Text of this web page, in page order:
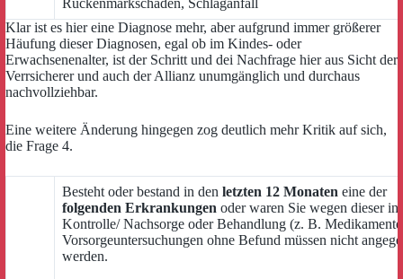
Klar ist es hier eine Diagnose mehr, aber aufgrund immer größerer
Häufung dieser Diagnosen, egal ob im Kindes- oder
Erwachsenenalter, ist der Schritt und dei Nachfrage hier aus Sicht der
Verrsicherer und auch der Allianz unumgänglich und durchaus
nachvollziehbar.
Eine weitere Änderung hingegen zog deutlich mehr Kritik auf sich,
die Frage 4.
Besteht oder bestand in den letzten 12 Monaten eine der
folgenden Erkrankungen oder waren Sie wegen dieser in
Kontrolle/ Nachsorge oder Behandlung (z. B.
Vorsorgeuntersuchungen ohne Befund müssen nicht
werden.